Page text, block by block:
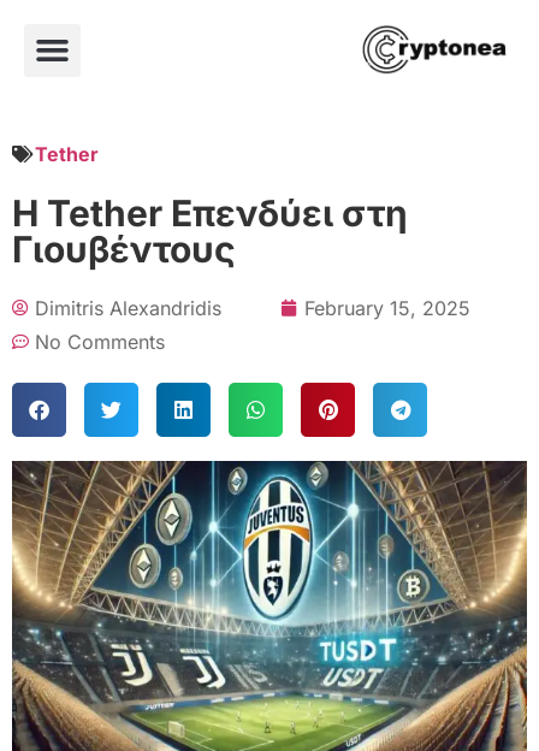
Tether
Η Tether Επενδύει στη
Γιουβέντους
Dimitris Alexandridis
February 15, 2025
No Comments